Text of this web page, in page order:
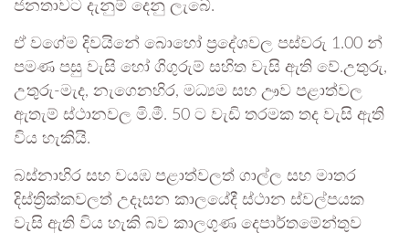
ජනතාවට දැනුම් දෙනු ලැබේ.
ඒ වගේම දිවයිනේ බොහෝ ප්‍රදේශවල පස්වරු 1.00 න්
පමණ පසු වැසි හෝ ගිගුරුම් සහිත වැසි ඇති වේ.උතුරු,
උතුරු-මැද, නැගෙනහිර, මධ්‍යම සහ ඌව පළාත්වල
ඇතැම් ස්ථානවල මි.මී. 50 ට වැඩි තරමක තද වැසි ඇති
විය හැකියි.
බස්නාහිර සහ වයඹ පළාත්වලත් ගාල්ල සහ මාතර
දිස්ත්‍රික්කවලත් උදෑසන කාලයේදී ස්ථාන ස්වල්පයක
වැසි ඇති විය හැකි බව කාලගුණ දෙපාර්තමේන්තුව